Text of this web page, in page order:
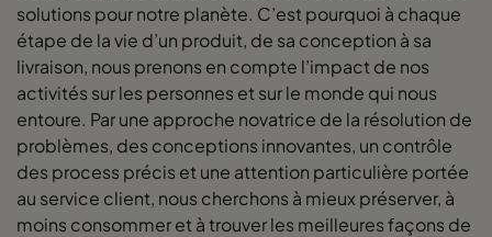
0160 592x592x520-10 ePM1 60% F7
0160 592x490x520-10 ePM1 60% F7
0160 490x592x520-8 ePM1 60% F7
0160 592x287x520-10 ePM1 60%
solutions pour notre planète. C’est pourquoi à chaque
étape de la vie d’un produit, de sa conception à sa
livraison, nous prenons en compte l’impact de nos
activités sur les personnes et sur le monde qui nous
entoure. Par une approche novatrice de la résolution de
problèmes, des conceptions innovantes, un contrôle
des process précis et une attention particulière portée
au service client, nous cherchons à mieux préserver, à
moins consommer et à trouver les meilleures façons de